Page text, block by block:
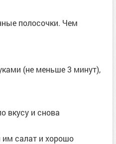
полосочки. Чем
(не меньше 3 минут),
вкусу и снова
им салат и хорошо